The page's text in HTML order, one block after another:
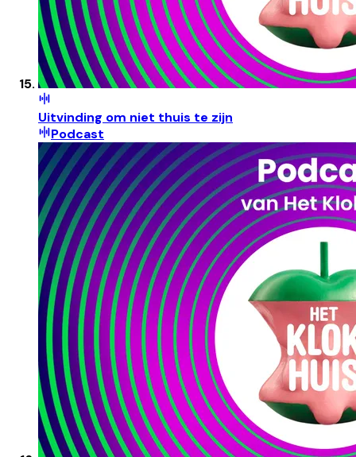
Uitvinding om niet thuis te zijn
Podcast